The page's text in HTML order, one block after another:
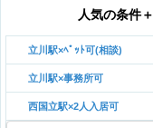
人気の条件＋
立川駅×ﾍﾟｯﾄ可(相談)
立川駅×事務所可
西国立駅×2人入居可